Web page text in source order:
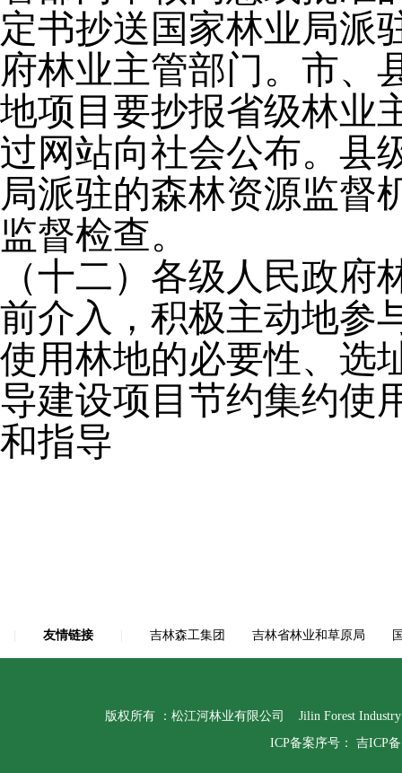
定书抄送国家林业局派
府林业主管部门。市、
地项目要抄报省级林业
过网站向社会公布。县
局派驻的森林资源监督
监督检查。
（十二）各级人民政
前介入，积极主动地参
使用林地的必要性、选
导建设项目节约集约使
和指导
友情链接 吉林森工集团 吉林省林业和草原局
版权所有 ：松江河林业有限公司 Jilin Forest
ICP备案序号： 吉ICP